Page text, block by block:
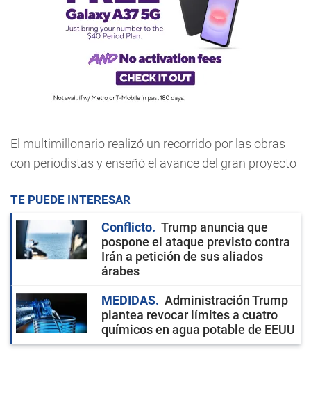
El multimillonario realizó un recorrido por las obras
con periodistas y enseñó el avance del gran proyecto
TE PUEDE INTERESAR
Conflicto
Trump anuncia que
pospone el ataque previsto contra
Irán a petición de sus aliados
árabes
MEDIDAS
Administración Trump
plantea revocar límites a cuatro
químicos en agua potable de EEUU